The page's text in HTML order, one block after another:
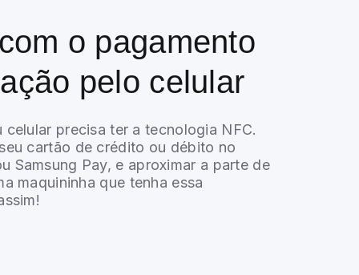
o pagamento
pelo celular
celular precisa ter a tecnologia NFC.
cartão de crédito ou débito no
Samsung Pay, e aproximar a parte de
maquininha que tenha essa